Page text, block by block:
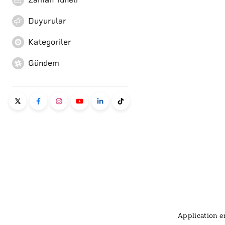
Duyurular
Kategoriler
Gündem
Application